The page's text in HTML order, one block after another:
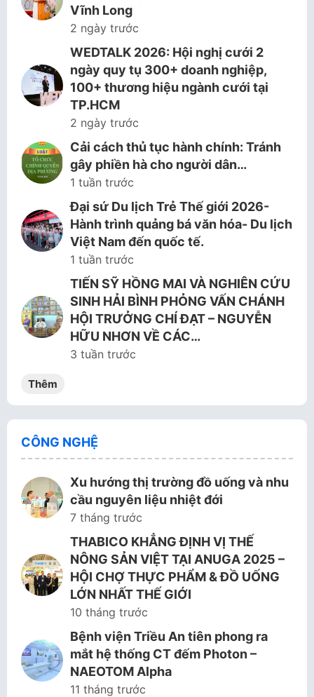
Vĩnh Long
2 ngày trước
WEDTALK 2026: Hội nghị cưới 2
ngày quy tụ 300+ doanh nghiệp,
100+ thương hiệu ngành cưới tại
TP.HCM
2 ngày trước
Cải cách thủ tục hành chính: Tránh
gây phiền hà cho người dân…
1 tuần trước
Đại sứ Du lịch Trẻ Thế giới 2026-
Hành trình quảng bá văn hóa- Du lịch
Việt Nam đến quốc tế.
1 tuần trước
TIẾN SỸ HỒNG MAI VÀ NGHIÊN CỨU
SINH HẢI BÌNH PHỎNG VẤN CHÁNH
HỘI TRƯỞNG CHÍ ĐẠT – NGUYỄN
HỮU NHƠN VỀ CÁC…
3 tuần trước
Thêm
CÔNG NGHỆ
Xu hướng thị trường đồ uống và nhu
cầu nguyên liệu nhiệt đới
7 tháng trước
THABICO KHẲNG ĐỊNH VỊ THẾ
NÔNG SẢN VIỆT TẠI ANUGA 2025 –
HỘI CHỢ THỰC PHẨM & ĐỒ UỐNG
LỚN NHẤT THẾ GIỚI
10 tháng trước
Bệnh viện Triều An tiên phong ra
mắt hệ thống CT đếm Photon –
NAEOTOM Alpha
11 tháng trước